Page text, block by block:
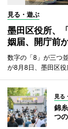
見る・遊ぶ
墨田区役所、
姻届、開庁前
数字の「8」が三つ
が8月8日、墨田区役
見る
錦
つ